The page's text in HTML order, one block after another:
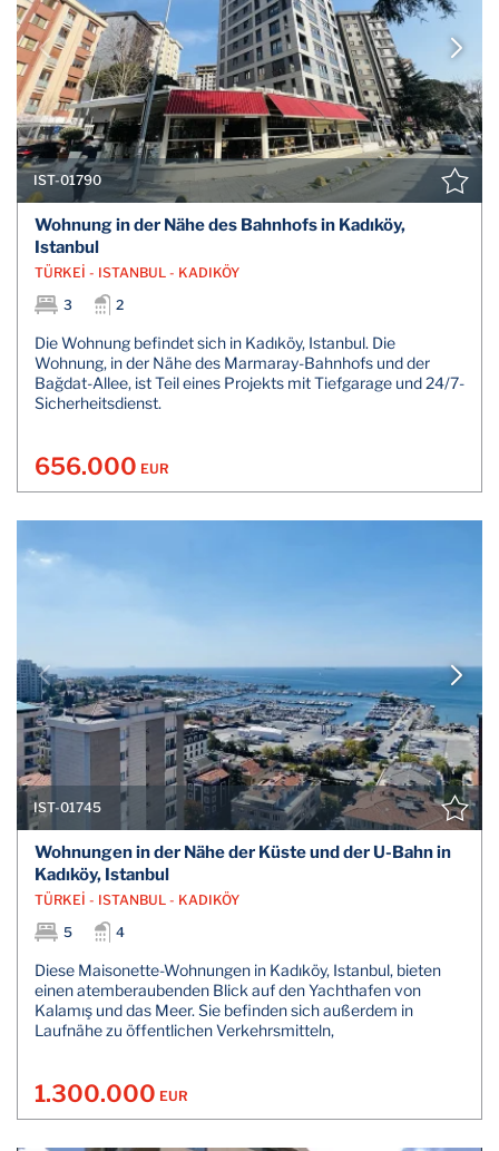
IST-01790
Wohnung in der Nähe des Bahnhofs in Kadıköy,
Istanbul
TÜRKEİ - ISTANBUL - KADIKÖY
3
2
Die Wohnung befindet sich in Kadıköy, Istanbul. Die
Wohnung, in der Nähe des Marmaray-Bahnhofs und der
Bağdat-Allee, ist Teil eines Projekts mit Tiefgarage und 24/7-
Sicherheitsdienst.
656.000 EUR
IST-01745
Wohnungen in der Nähe der Küste und der U-Bahn in
Kadıköy, Istanbul
TÜRKEİ - ISTANBUL - KADIKÖY
5
4
Diese Maisonette-Wohnungen in Kadıköy, Istanbul, bieten
einen atemberaubenden Blick auf den Yachthafen von
Kalamış und das Meer. Sie befinden sich außerdem in
Laufnähe zu öffentlichen Verkehrsmitteln,
1.300.000 EUR